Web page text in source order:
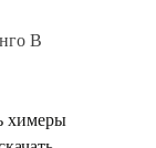
В
химеры